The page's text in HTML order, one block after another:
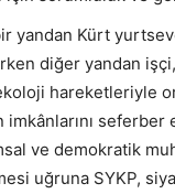
yandan Kürt
diğer yandan
hareketleriyle
seferber
ve demokratik
uğruna SYKP,